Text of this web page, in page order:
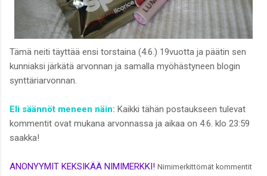
Tämä neiti täyttää ensi torstaina (4.6.) 19vuotta ja päätin sen
kunniaksi järkätä arvonnan ja samalla myöhästyneen blogin
synttäriarvonnan.
Eli säännöt meneen näin: Kaikki tähän postaukseen tulevat
kommentit ovat mukana arvonnassa ja aikaa on 4.6. klo 23:59
saakka!
ANONYYMIT KEKSIKÄÄ NIMIMERKKI! Nimimerkittömät kommentit